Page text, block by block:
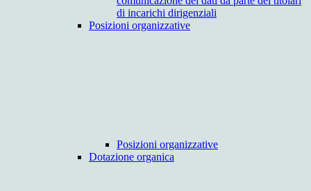
di incarichi dirigenziali
Posizioni organizzative
Posizioni organizzative
Dotazione organica